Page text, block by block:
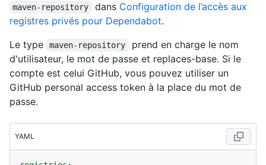
maven-repository dans Configuration de l’accès aux
registres privés pour Dependabot.
Le type
maven-repository
prend en charge le nom
d'utilisateur, le mot de passe et replaces-base. Si le
compte est celui GitHub, vous pouvez utiliser un
GitHub personal access token à la place du mot de
passe.
YAML